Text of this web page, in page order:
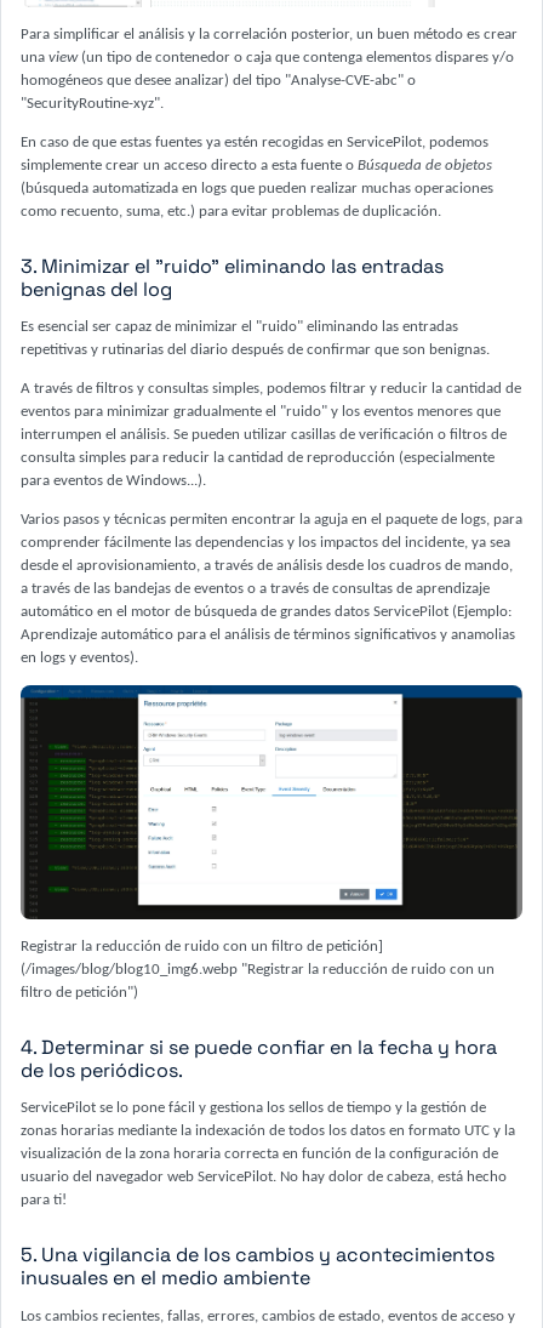
Para simplificar el análisis y la correlación posterior, un buen método es crear
una view(un tipo de contenedor o caja que contenga elementos dispares y/o
homogéneos que desee analizar) del tipo "Analyse-CVE-abc" o
"SecurityRoutine-xyz".
En caso de que estas fuentes ya estén recogidas en ServicePilot, podemos
simplemente crear un acceso directo a esta fuente o Búsqueda de objetos
(búsqueda automatizada en logs que pueden realizar muchas operaciones
como recuento, suma, etc.) para evitar problemas de duplicación.
3. Minimizar el "ruido" eliminando las entradas
benignas del log
Es esencial ser capaz de minimizar el "ruido" eliminando las entradas
repetitivas y rutinarias del diario después de confirmar que son benignas.
A través de filtros y consultas simples, podemos filtrar y reducir la cantidad de
eventos para minimizar gradualmente el "ruido" y los eventos menores que
interrumpen el análisis. Se pueden utilizar casillas de verificación o filtros de
consulta simples para reducir la cantidad de reproducción (especialmente
para eventos de Windows...).
Varios pasos y técnicas permiten encontrar la aguja en el paquete de logs, para
comprender fácilmente las dependencias y los impactos del incidente, ya sea
desde el aprovisionamiento, a través de análisis desde los cuadros de mando,
a través de las bandejas de eventos o a través de consultas de aprendizaje
automático en el motor de búsqueda de grandes datos ServicePilot (Ejemplo:
Aprendizaje automático para el análisis de términos significativos y anamolias
en logs y eventos).
Registrar la reducción de ruido con un filtro de petición]
(/images/blog/blog10_img6.webp "Registrar la reducción de ruido con un
filtro de petición")
4. Determinar si se puede confiar en la fecha y hora
de los periódicos.
ServicePilot se lo pone fácil y gestiona los sellos de tiempo y la gestión de
zonas horarias mediante la indexación de todos los datos en formato UTC y la
visualización de la zona horaria correcta en función de la configuración de
usuario del navegador web ServicePilot. No hay dolor de cabeza, está hecho
para ti!
5. Una vigilancia de los cambios y acontecimientos
inusuales en el medio ambiente
Los cambios recientes, fallas, errores, cambios de estado, eventos de acceso y